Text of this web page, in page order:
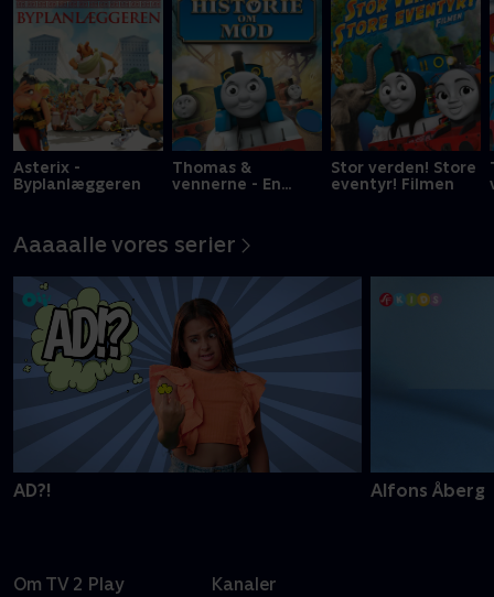
Asterix -
Byplanlæggeren
Thomas &
vennerne - En
Stor verden! Store
eventyr! Filmen
Aaaaalle vores serier
AD?! Alfons Åberg
Om TV 2 Play Kanaler